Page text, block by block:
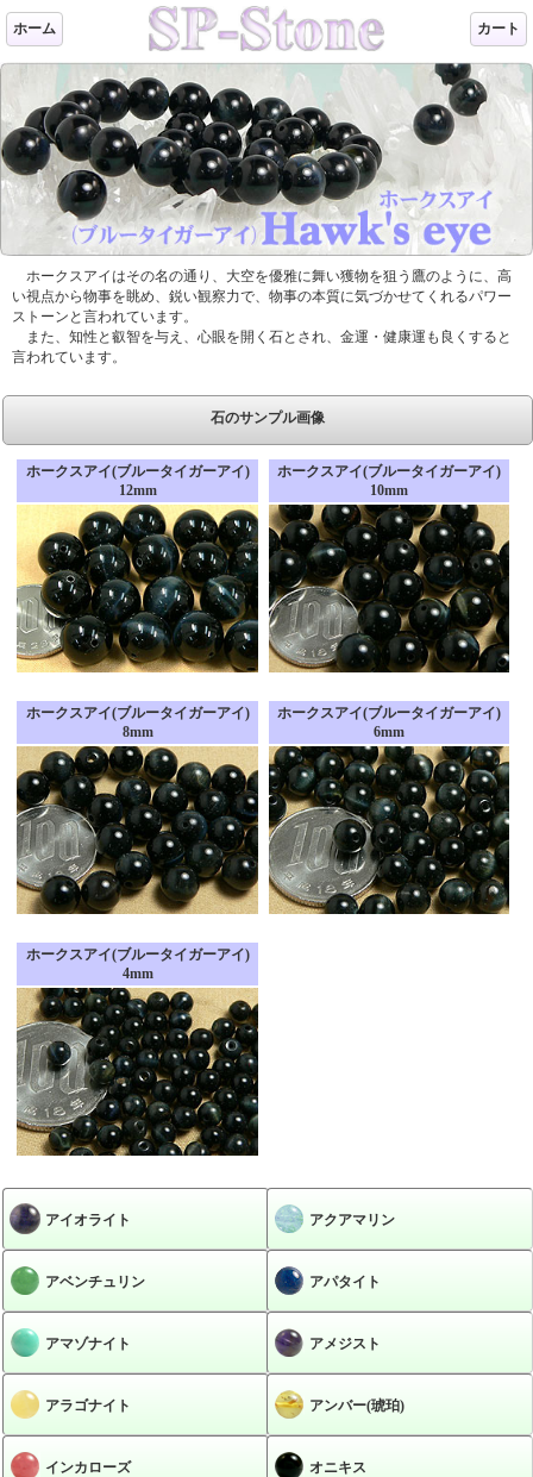
ホーム カート
ホークスアイはその名の通り、大空を優雅に舞い獲物を狙う鷹のように、高
い視点から物事を眺め、鋭い観察力で、物事の本質に気づかせてくれるパワー
ストーンと言われています。
また、知性と叡智を与え、心眼を開く石とされ、金運・健康運も良くすると
言われています。
石のサンプル画像
ホークスアイ(ブルータイガーアイ)
12mm
ホークスアイ(ブルータイガーアイ)
10mm
ホークスアイ(ブルータイガーアイ)
8mm
ホークスアイ(ブルータイガーアイ)
6mm
ホークスアイ(ブルータイガーアイ)
4mm
アイオライト アクアマリン
アベンチュリン アパタイト
アマゾナイト アメジスト
アラゴナイト アンバー(琥珀)
インカローズ オニキス